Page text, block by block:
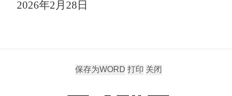
2026年2月28日